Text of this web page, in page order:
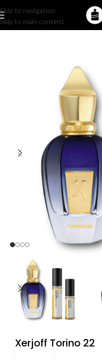
Skip to navigation
Skip to main content
Home/Pakovanje/ Komercijalno
Xerjoff Torino 22